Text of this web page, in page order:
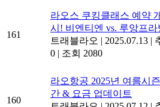
161
라오스 쿠킹클래스 예약
시! 비엔티엔 vs. 루앙프라
트래블라오 | 2025.07.13 |
0 | 조회 2080
160
라오항공 2025년 여름시즌
간 & 요금 업데이트